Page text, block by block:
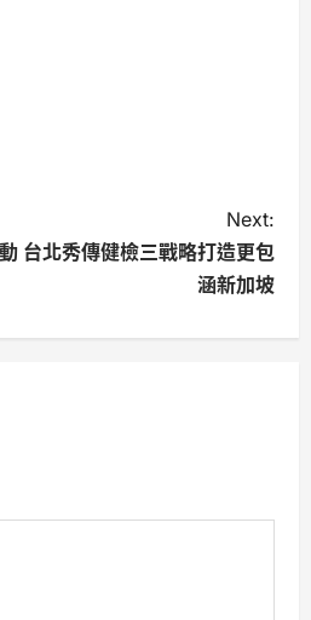
Next:
台北秀傳健檢三戰略打造更包
涵新加坡